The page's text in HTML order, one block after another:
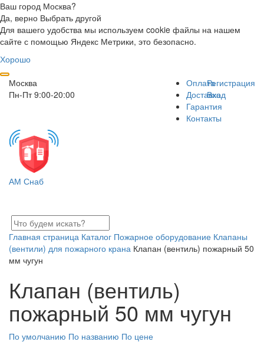
Ваш город Москва?
Да, верно Выбрать другой
Для вашего удобства мы используем cookie файлы на нашем
сайте с помощью Яндекс Метрики, это безопасно.
Хорошо
Москва
Пн-Пт 9:00-20:00
Оплата
Доставка
Гарантия
Контакты
Регистрация
Вход
АМ Снаб
Главная страница Каталог Пожарное оборудование Клапаны
(вентили) для пожарного крана Клапан (вентиль) пожарный 50
мм чугун
Клапан (вентиль)
пожарный 50 мм чугун
По умолчанию По названию По цене